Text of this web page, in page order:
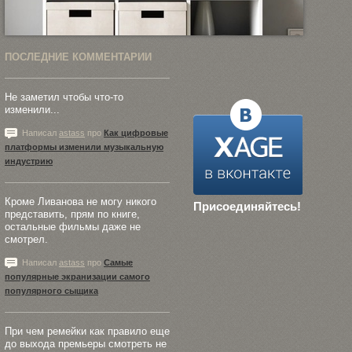
ПОСЛЕДНИЕ КОММЕНТАРИИ
Присоединяйтесь!
Не заметил чтобы что-то
изменили...
Написал astass про Как цифровые
платформы изменили музыкальную
индустрию
Кроме Ливанова не могу никого
представить, прям по книге,
остальные фильмы даже не
смотрел.
Написал astass про Самые
популярные экранизации самого
популярного сыщика
При чем ремейки как правило еще
до выхода премьеры смотреть не